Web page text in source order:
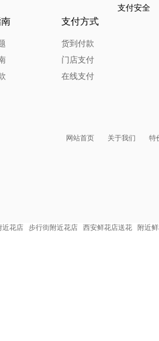
支付安全
支付方式
货到付款
门店支付
在线支付
网站首页 关于我们 特
近花店 步行街附近花店 西安鲜花店送花 附近